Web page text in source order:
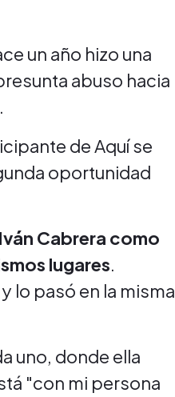
un año hizo una
abuso hacia
de Aquí se
oportunidad
Iván Cabrera como
lugares.
lo pasó en la misma
uno, donde ella
"con mi persona